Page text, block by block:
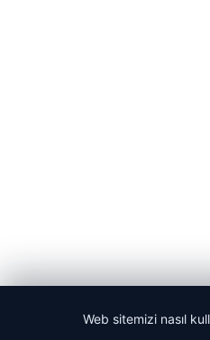
Web sitemizi nasıl